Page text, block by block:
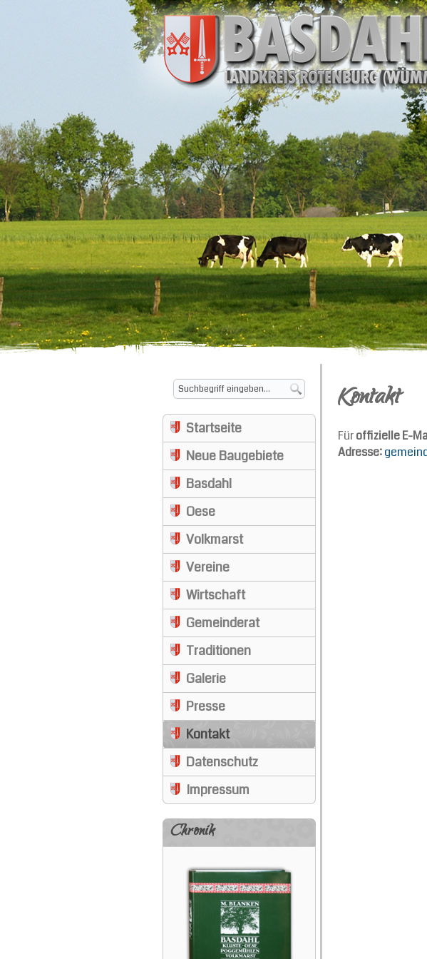
Startseite
Neue Baugebiete
Basdahl
Oese
Volkmarst
Vereine
Wirtschaft
Gemeinderat
Traditionen
Galerie
Presse
Kontakt
Datenschutz
Impressum
Chronik
Kontakt
Füroffizielle E-
Adresse: